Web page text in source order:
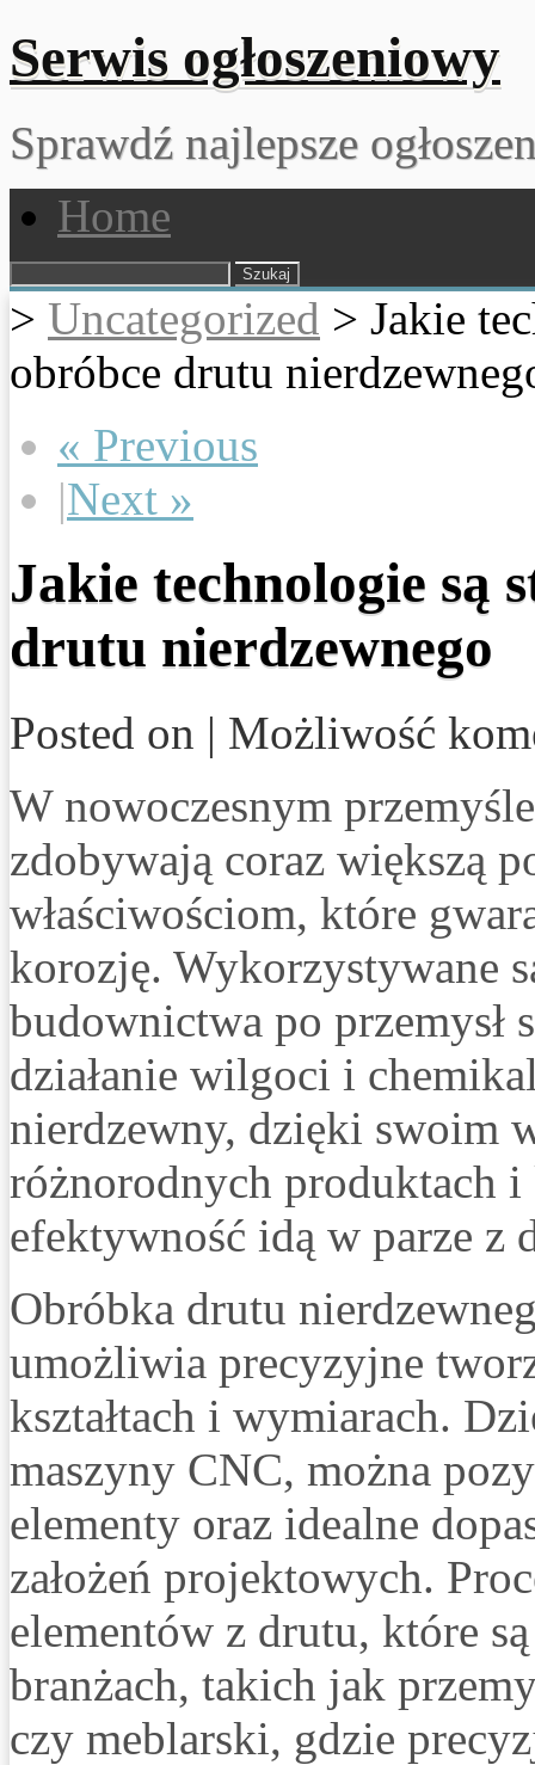
Serwis ogłoszeniowy
Sprawdź najlepsze
Home
Szukaj:
> Uncategorized > Jakie
obróbce drutu
« Previous
|Next »
Jakie technologie są
drutu nierdzewnego
Posted on | Możliwość
W nowoczesnym
zdobywają coraz większą
właściwościom, które
korozję. Wykorzystywane
budownictwa po przemysł
działanie wilgoci i
nierdzewny, dzięki swoim
różnorodnych produktach
efektywność idą w parze z
Obróbka drutu
umożliwia precyzyjne
kształtach i wymiarach.
maszyny CNC, można
elementy oraz idealne
założeń projektowych.
elementów z drutu, które
branżach, takich jak
czy meblarski, gdzie